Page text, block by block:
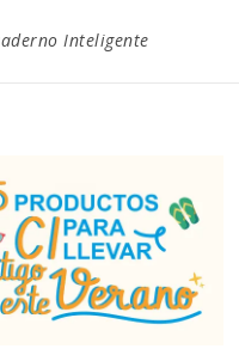
Inteligente